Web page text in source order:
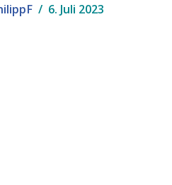
6. Juli 2023